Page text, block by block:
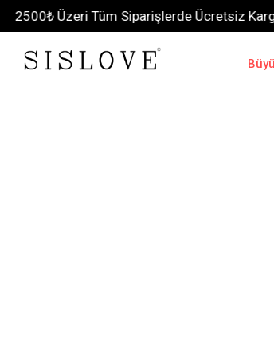
2500₺ Üzeri Tüm Siparişlerde Ücretsiz Kargo!